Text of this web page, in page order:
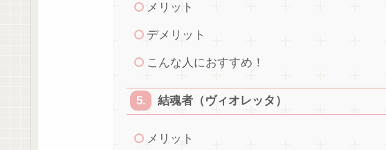
メリット
デメリット
こんな人におすすめ！
結魂者（ヴィオレッタ）
メリット